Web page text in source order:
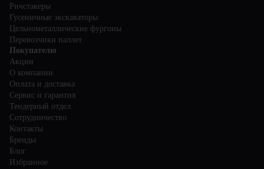
Ричстакеры
Гусеничные экскаваторы
Цельнометаллические фургоны
Перевозчики паллет
Покупателю
Акции
О компании
Оплата и доставка
Сервис и гарантия
Тендерный отдел
Сотрудничество
Контакты
Бренды
Блог
Избранное